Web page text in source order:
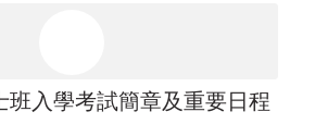
班入學考試簡章及重要日程